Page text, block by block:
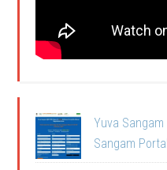
Yuva
Sangam